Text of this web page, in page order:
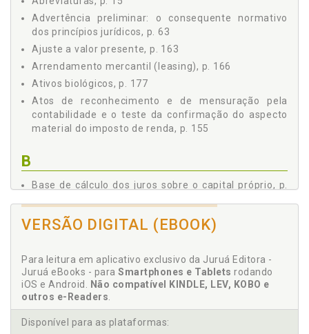
Progressividade, p. 60
3 - O PRINCÍPIO DA CAPACIDADE CONTRIBUTIVA: LIMITE
PARA O EXERCÍCIO DA COMPETÊNCIA TRIBUTÁRIA, p. 63
3.1 PRINCÍPIOS JURÍDICOS, p. 63
3.1.1 Advertência Preliminar: O Consequente
Normativo dos Princípios Jurídicos, p. 63
3.1.2 Princípios Constitucionais como Limitadores do
Exercício da Competência Tributária, p. 64
3.2 PRINCÍPIO DA CAPACIDADE CONTRIBUTIVA, p. 67
Princípio da Capacidade Contributiva na Constituição
Brasileira, p. 67
Patrimônio, p. 72
3.2.4 A Interpretação Possível de Disponibilidade
Econômica de Renda, p. 79
3.2.5 O Princípio da Realização da Renda Enquanto
Aplicação do Princípio da Capacidade Contributiva, p.
83
4 - CONCLUSÕES DA PARTE I: FUNDAMENTOS PARA
Advertência preliminar: o consequente normativo
dos princípios jurídicos, p. 63
Ajuste a valor presente, p. 163
Arrendamento mercantil (leasing), p. 166
Ativos biológicos, p. 177
Atos de reconhecimento e de mensuração pela
contabilidade e o teste da confirmação do aspecto
material do imposto de renda, p. 155
B
Base de cálculo dos juros sobre o capital próprio, p.
Base tributável. Imposto de renda das pessoas
jurídicas na lei ordinária. A contabilidade como
Confronto com a renda constitucionalmente
tributável, p. 91
Base tributável. Lucro contábil como ponto de
partida para identificação da base tributável, p. 125
VERSÃO DIGITAL (EBOOK)
Para leitura em aplicativo exclusivo da Juruá Editora -
Juruá eBooks - para Smartphones e Tablets rodando
iOS e Android. Não compatível KINDLE, LEV, KOBO e
outros e-Readers.
Disponível para as plataformas: